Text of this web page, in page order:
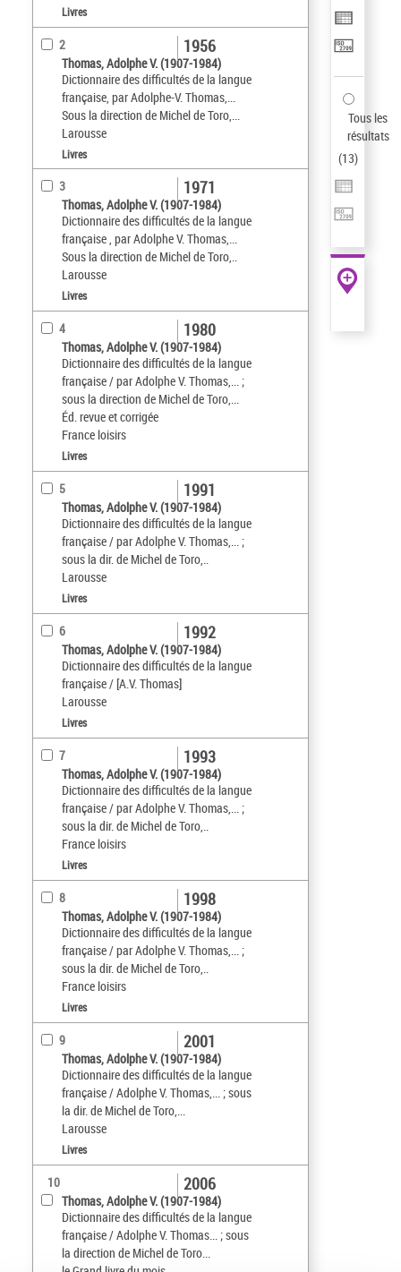
Livres
2
Thomas, Adolphe V. (1907-1984)
Dictionnaire des difficultés de la langue
française, par Adolphe-V. Thomas,...
Sous la direction de Michel de Toro,...
Larousse
1956
Livres
3
Thomas, Adolphe V. (1907-1984)
Dictionnaire des difficultés de la langue
française , par Adolphe V. Thomas,...
Sous la direction de Michel de Toro,..
Larousse
1971
Livres
4
Thomas, Adolphe V. (1907-1984)
Dictionnaire des difficultés de la langue
française / par Adolphe V. Thomas,... ;
sous la direction de Michel de Toro,...
Éd. revue et corrigée
France loisirs
1980
Livres
5
Thomas, Adolphe V. (1907-1984)
Dictionnaire des difficultés de la langue
française / par Adolphe V. Thomas,... ;
sous la dir. de Michel de Toro,..
Larousse
1991
Livres
6
Thomas, Adolphe V. (1907-1984)
Dictionnaire des difficultés de la langue
française / [A.V. Thomas]
Larousse
1992
Livres
7
Thomas, Adolphe V. (1907-1984)
Dictionnaire des difficultés de la langue
française / par Adolphe V. Thomas,... ;
sous la dir. de Michel de Toro,..
France loisirs
1993
Livres
8
Thomas, Adolphe V. (1907-1984)
Dictionnaire des difficultés de la langue
française / par Adolphe V. Thomas,... ;
sous la dir. de Michel de Toro,..
France loisirs
1998
Livres
9
Thomas, Adolphe V. (1907-1984)
Dictionnaire des difficultés de la langue
française / Adolphe V. Thomas,... ; sous
la dir. de Michel de Toro,...
Larousse
2001
Livres
10
Thomas, Adolphe V. (1907-1984)
Dictionnaire des difficultés de la langue
française / Adolphe V. Thomas... ; sous
la direction de Michel de Toro...
2006
Tous les
résultats
(13)